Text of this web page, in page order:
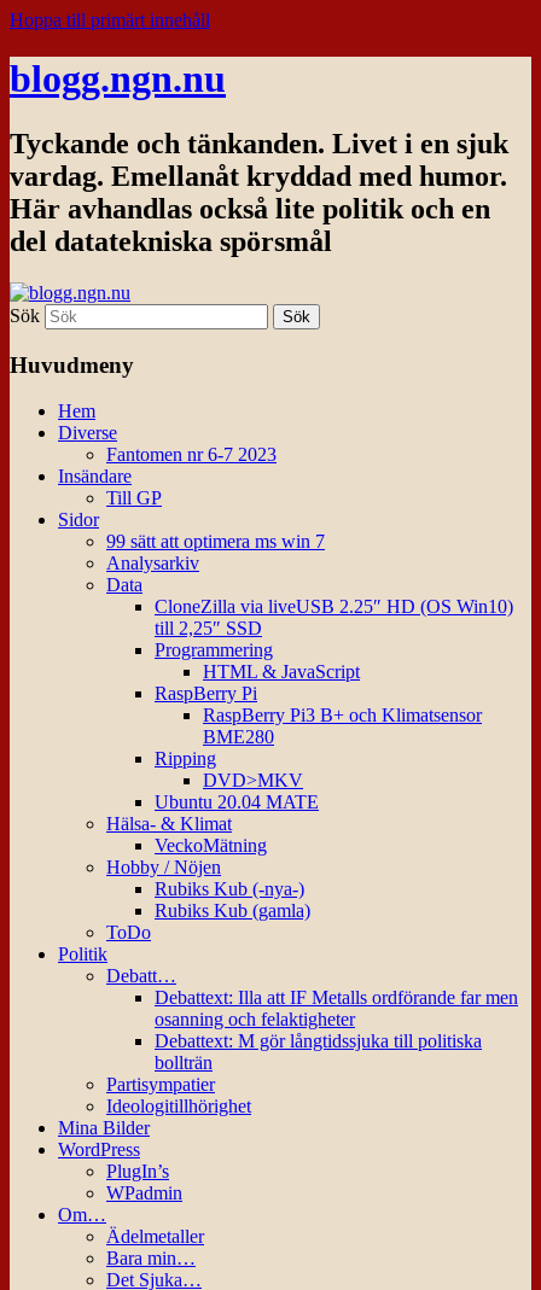
Hoppa till primärt innehåll
blogg.ngn.nu
Tyckande och tänkanden. Livet i en sjuk
vardag. Emellanåt kryddad med humor.
Här avhandlas också lite politik och en
del datatekniska spörsmål
Sök
Huvudmeny
Hem
Diverse
Fantomen nr 6-7 2023
Insändare
Till GP
Sidor
99 sätt att optimera ms win 7
Analysarkiv
Data
CloneZilla via liveUSB 2.25″ HD (OS Win10)
till 2,25″ SSD
Programmering
HTML & JavaScript
RaspBerry Pi
RaspBerry Pi3 B+ och Klimatsensor
BME280
Ripping
DVD>MKV
Ubuntu 20.04 MATE
Hälsa- & Klimat
VeckoMätning
Hobby / Nöjen
Rubiks Kub (-nya-)
Rubiks Kub (gamla)
ToDo
Politik
Debatt…
Debattext: Illa att IF Metalls ordförande far men
osanning och felaktigheter
Debattext: M gör långtidssjuka till politiska
bollträn
Partisympatier
Ideologitillhörighet
Mina Bilder
WordPress
PlugIn’s
WPadmin
Om…
Ädelmetaller
Bara min…
Det Sjuka…